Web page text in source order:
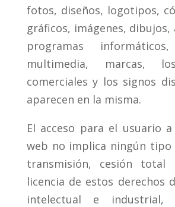
fotos, diseños, logotipos,
gráficos, imágenes, dibujos,
programas
multimedia, marcas,
comerciales y los signos
aparecen en la misma.
El acceso para el usuario
web no implica ningún tipo
transmisión, cesión
licencia de estos derechos
intelectual e industrial,